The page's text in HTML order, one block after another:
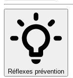
Réflexes prévention